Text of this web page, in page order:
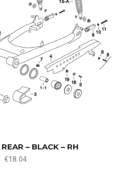
– BLACK – RH
€18.04